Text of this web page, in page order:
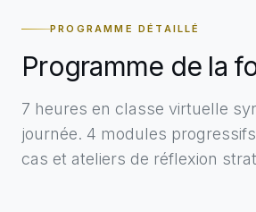
PROGRAMME DÉTAILLÉ
Programme de la
7 heures en classe virtuelle
journée. 4 modules
cas et ateliers de réflexion